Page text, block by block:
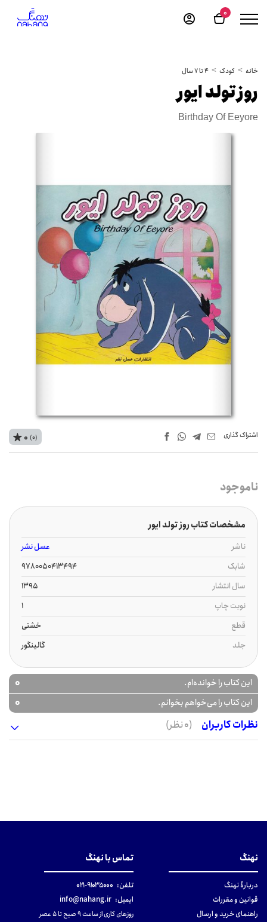
0
خانه کودک 4 تا 7 سال
روز تولد ایور
Birthday Of Eeyore
اشتراک‌ گذاری 0 (0)
ناموجود
مشخصات کتاب روز تولد ایور
ناشر
عسل نشر
شابک
9780050413494
سال انتشار
1395
نوبت چاپ
1
قطع
خشتی
جلد
گالینگور
این کتاب را خوانده‌ام. 0
این کتاب را می‌خواهم بخوانم.
0
نظرات کاربران
(0 نظر)
نهنگ
دربارهٔ نهنگ
قوانین و مقررات
راهنمای خرید و ارسال
تماس با نهنگ
تلفن: ۹۱۰۳۵۰۰۰-۰۲۱
ایمیل: info@nahang.ir
روزهای کاری از ساعت ۹ صبح تا ۵ عصر